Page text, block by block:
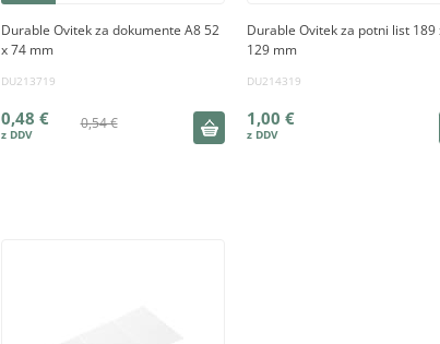
Durable Ovitek za dokumente A8 52
x 74 mm
DU213719
0,54 €
0,48 €
Durable Ovitek za potni list 189
129 mm
DU214319
1,00 €